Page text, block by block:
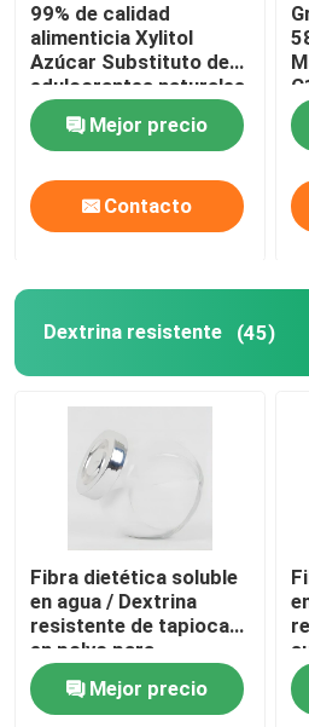
99% de calidad
alimenticia Xylitol
Azúcar Substituto de
edulcorantes naturales
para diabéticos
Mejor precio
Contacto
Dextrina resistente (45)
Fibra dietética soluble
en agua / Dextrina
resistente de tapioca
en polvo para
caramelos
Mejor precio